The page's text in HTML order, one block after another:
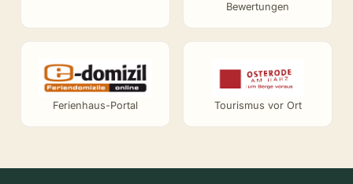
Bewertungen
Ferienhaus-Portal Tourismus vor Ort